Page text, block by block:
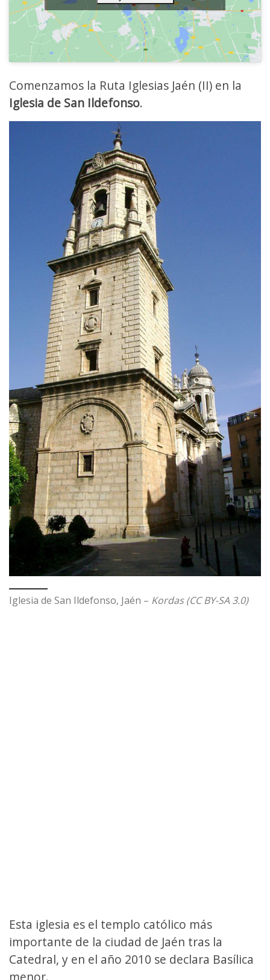
Comenzamos la Ruta Iglesias Jaén (II) en la
Iglesia de San Ildefonso.
Iglesia de San Ildefonso, Jaén – Kordas (CC BY-SA 3.0)
Esta iglesia es el templo católico más
importante de la ciudad de Jaén tras la
Catedral, y en el año 2010 se declara Basílica